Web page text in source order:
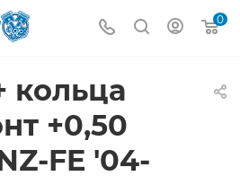
0
кольца
+0,50
FE '04-